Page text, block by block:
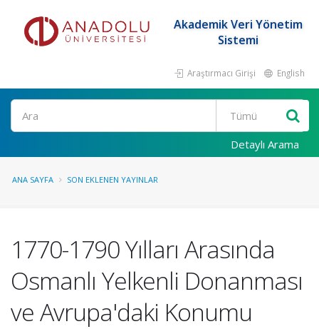
Akademik Veri Yönetim
Sistemi
Araştırmacı Girişi English
Ara
Detaylı Arama
ANA SAYFA SON EKLENEN YAYINLAR
1770-1790 Yılları Arasında
Osmanlı Yelkenli Donanması
ve Avrupa'daki Konumu